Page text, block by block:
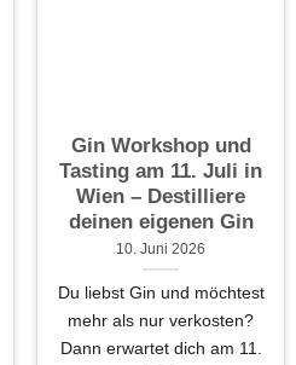
Gin Workshop und
Tasting am 11. Juli in
Wien – Destilliere
deinen eigenen Gin
10. Juni 2026
Du liebst Gin und möchtest
mehr als nur verkosten?
Dann erwartet dich am 11.